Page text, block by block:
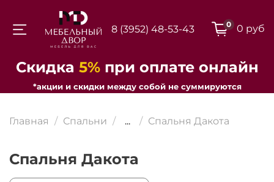
8 (3952) 48-53-43 0 0 руб
Скидка 5%при оплате онлайн
*акции и скидки между собой не суммируются
Главная Спальни ... Спальня Дакота
Спальня Дакота
Для клиентов всех банков
Разбейте
оплату на части